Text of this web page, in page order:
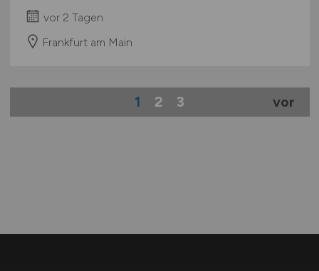
vor 2 Tagen
Frankfurt am Main
1 2 3 vor